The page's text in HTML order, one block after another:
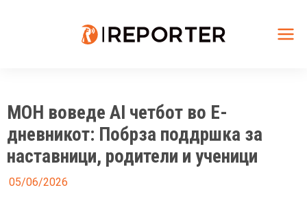
МОН воведе AI четбот во Е-
дневникот: Побрза поддршка за
наставници, родители и ученици
05/06/2026